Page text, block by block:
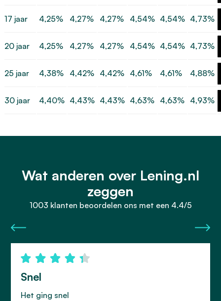
17 jaar 4,25% 4,27% 4,27% 4,54% 4,54% 4,73%
20 jaar 4,25% 4,27% 4,27% 4,54% 4,54% 4,73%
25 jaar 4,38% 4,42% 4,42% 4,61% 4,61% 4,88%
30 jaar 4,40% 4,43% 4,43% 4,63% 4,63% 4,93%
Wat anderen over Lening.nl
zeggen
1003 klanten beoordelen ons met een 4.4/5
Snel
Het ging snel